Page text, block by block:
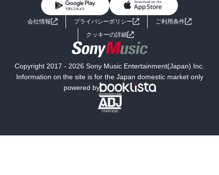
ライトノベル 男子向けラノベ
小説
海外小説
ミステリー SF
文学
よくあるご質問 お問い合わせ
会社情報 プライバシーポリシー
ご利用条件
クッキーの詳細
Copyright 2017 - 2026 Sony Music Entertainment(Japan) Inc.
Information on the site is for the Japan domestic market only
powered by